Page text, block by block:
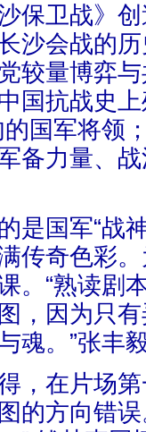
保卫战》
沙会战的
较量博弈
国抗战史
国军将领
备力量、
是国军“战
传奇色彩
。“熟读剧
，因为只
魂。”张丰
，在片场
的方向错